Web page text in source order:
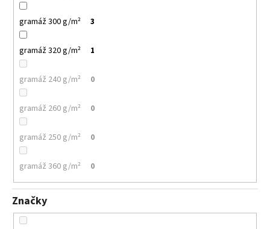
gramáž 300 g/m² 3
gramáž 320 g/m² 1
gramáž 240 g/m² 0
gramáž 260 g/m² 0
gramáž 250 g/m² 0
gramáž 360 g/m² 0
Značky